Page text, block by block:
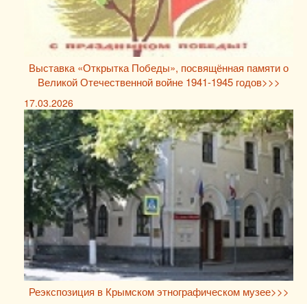
Выставка «Открытка Победы», посвящённая памяти о
Великой Отечественной войне 1941-1945 годов>>>
17.03.2026
Реэкспозиция в Крымском этнографическом музее>>>